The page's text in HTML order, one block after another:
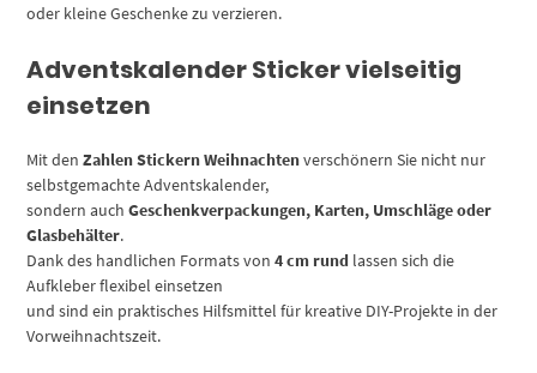
oder kleine Geschenke zu verzieren.
Adventskalender Sticker vielseitig
einsetzen
Mit denZahlen Stickern Weihnachtenverschönern Sie nicht nur
selbstgemachte Adventskalender,
sondern auchGeschenkverpackungen, Karten, Umschläge oder
Glasbehälter.
Dank des handlichen Formats von4 cm rund lassen sich die
Aufkleber flexibel einsetzen
und sind ein praktisches Hilfsmittel für kreative DIY-Projekte in der
Vorweihnachtszeit.